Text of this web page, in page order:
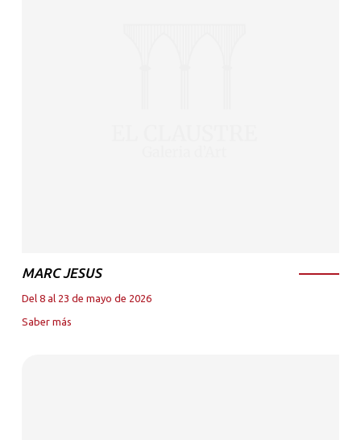
MARC JESUS
Del 8 al 23 de mayo de 2026
Saber más